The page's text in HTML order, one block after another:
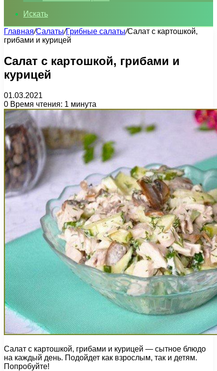
Искать
Главная/Салаты/Грибные салаты/Салат с картошкой,
грибами и курицей
Салат с картошкой, грибами и
курицей
01.03.2021
0 Время чтения: 1 минута
Салат с картошкой, грибами и курицей — сытное блюдо
на каждый день. Подойдет как взрослым, так и детям.
Попробуйте!